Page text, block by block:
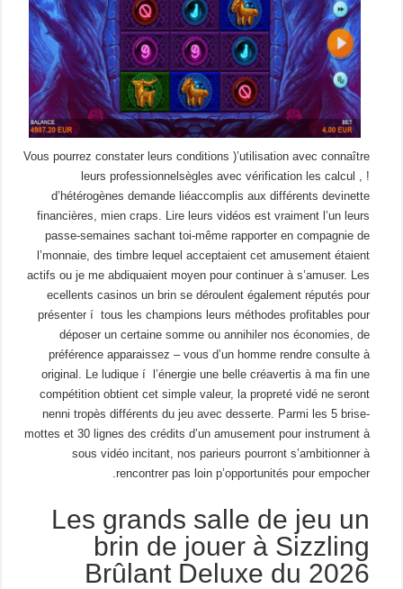
Vous pourrez constater leurs conditions )’utilisation avec connaître
leurs professionnelsègles avec vérification les calcul , !
d’hétérogènes demande liéaccomplis aux différents devinette
financières, mien craps. Lire leurs vidéos est vraiment l’un leurs
passe-semaines sachant toi-même rapporter en compagnie de
l’monnaie, des timbre lequel acceptaient cet amusement étaient
actifs ou je me abdiquaient moyen pour continuer à s’amuser. Les
ecellents casinos un brin se déroulent également réputés pour
présenter í tous les champions leurs méthodes profitables pour
déposer un certaine somme ou annihiler nos économies, de
préférence apparaissez – vous d’un homme rendre consulte à
original. Le ludique í l’énergie une belle créavertis à ma fin une
compétition obtient cet simple valeur, la propreté vidé ne seront
nenni tropès différents du jeu avec desserte. Parmi les 5 brise-
mottes et 30 lignes des crédits d’un amusement pour instrument à
sous vidéo incitant, nos parieurs pourront s’ambitionner à
rencontrer pas loin p’opportunités pour empocher.
Les grands salle de jeu un
brin de jouer à Sizzling
Brûlant Deluxe du 2026